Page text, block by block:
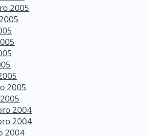
2005
2005
2004
2004
2004